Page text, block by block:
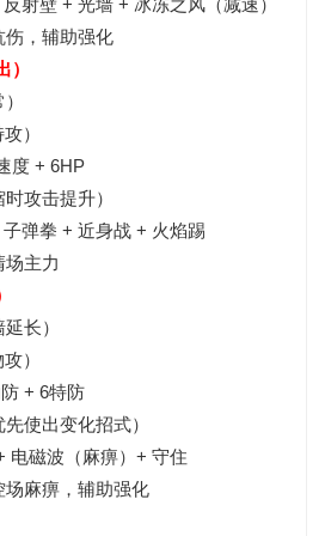
射壁 + 光墙 + 冰冻之风（减速）
伤，辅助强化
）
度 + 6HP
攻击提升）
弹拳 + 近身战 + 火焰踢
场主力
长）
）
+ 6特防
使出变化招式）
电磁波（麻痹）+ 守住
场麻痹，辅助强化